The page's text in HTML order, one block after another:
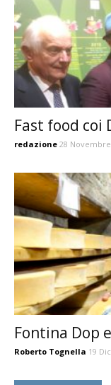
Fast food coi
redazione 28 Novembre
Fontina Dop
Roberto Tognella 19